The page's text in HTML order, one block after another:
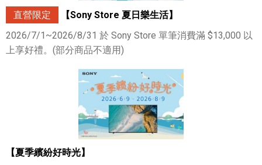
直營限定
【Sony Store 夏日樂生活】
2026/7/1~2026/8/31 於 Sony Store 單筆消費滿 $13,000 以
上享好禮。(部分商品不適用)
【夏季繽紛好時光】